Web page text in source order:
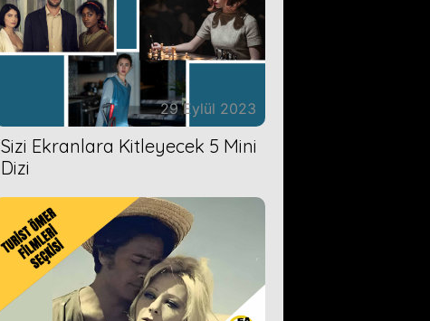
29 Eylül 2023
Sizi Ekranlara Kitleyecek 5 Mini
Dizi